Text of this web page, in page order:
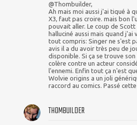
@Thombuilder,
Ah mais moi aussi j'ai tiqué à
X3, faut pas croire. mais bon
pouvait aller. Le coup de Scott
halluciné aussi mais quand j'ai
tout compris: Singer ne s'est
avis il a du avoir très peu de
disponible. Si ça se trouve
colère contre un acteur
l'ennemi. Enfin tout ça n'est
Wolvie origins a un joli
raccord au comics. Passé
THOMBUILDER